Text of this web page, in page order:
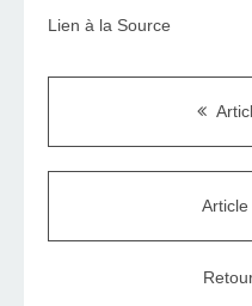
Lien à la Source